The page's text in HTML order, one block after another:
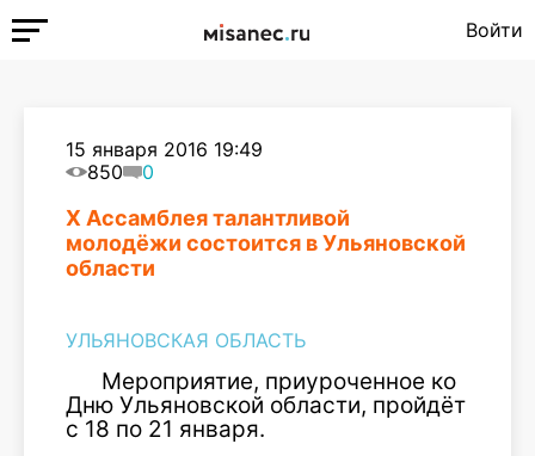
Войти
15 января 2016 19:49
850
0
X Ассамблея талантливой
молодёжи состоится в Ульяновской
области
УЛЬЯНОВСКАЯ ОБЛАСТЬ
Мероприятие, приуроченное ко
Дню Ульяновской области, пройдёт
с 18 по 21 января.